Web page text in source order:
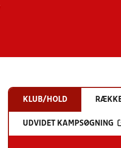
KLUB/HOLD
UDVIDET KAMPSØGNING